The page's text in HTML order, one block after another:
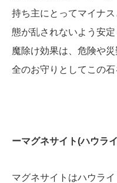
持ち主にとってマイナ
態が乱されないよう安定
魔除け効果は、危険や
全のお守りとしてこの石
ーマグネサイト(ハウラ
マグネサイトはハウライ